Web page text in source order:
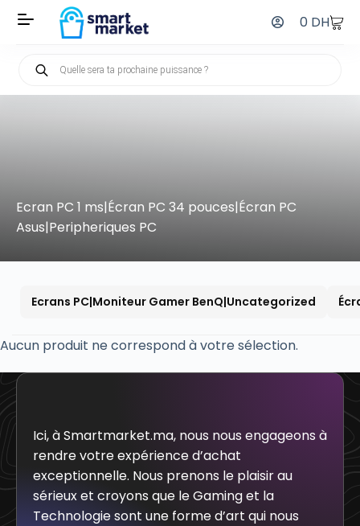
0 DH
Ecran PC 1 ms|Écran PC 34 pouces|Écran PC
Asus|Peripheriques PC
Ecrans PC|Moniteur Gamer BenQ|Uncategorized
Aucun produit ne correspond à votre sélection.
Ici, à Smartmarket.ma, nous nous engageons à
rendre votre expérience d’achat
exceptionnelle. Nous prenons le plaisir au
sérieux et croyons que le Gaming et la
Technologie sont une forme d’art qui nous